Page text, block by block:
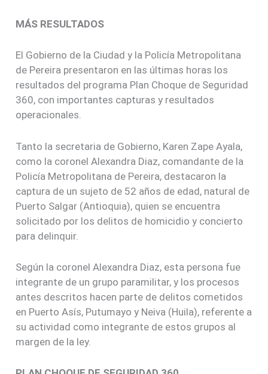
MÁS RESULTADOS
El Gobierno de la Ciudad y la Policía Metropolitana
de Pereira presentaron en las últimas horas los
resultados del programa Plan Choque de Seguridad
360, con importantes capturas y resultados
operacionales.
Tanto la secretaria de Gobierno, Karen Zape Ayala,
como la coronel Alexandra Diaz, comandante de la
Policía Metropolitana de Pereira, destacaron la
captura de un sujeto de 52 años de edad, natural de
Puerto Salgar (Antioquia), quien se encuentra
solicitado por los delitos de homicidio y concierto
para delinquir.
Según la coronel Alexandra Diaz, esta persona fue
integrante de un grupo paramilitar, y los procesos
antes descritos hacen parte de delitos cometidos
en Puerto Asís, Putumayo y Neiva (Huila), referente a
su actividad como integrante de estos grupos al
margen de la ley.